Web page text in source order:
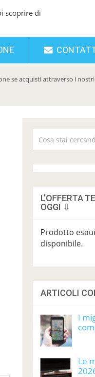
se acquisti attraverso i
L’OFFERTA
OGGI ⇩
Prodotto
disponibile.
ARTICOLI
I
Le
scoprire di